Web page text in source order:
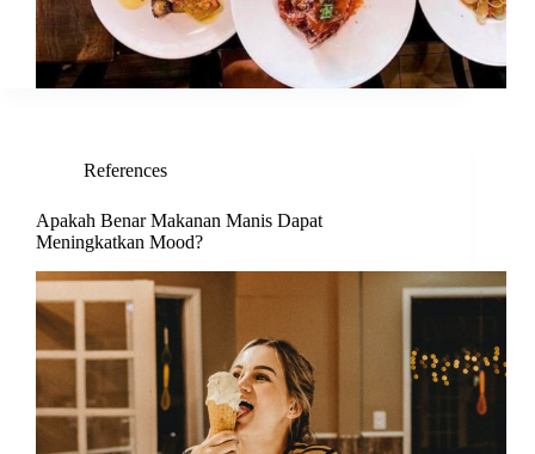
References
Apakah Benar Makanan Manis Dapat
Meningkatkan Mood?